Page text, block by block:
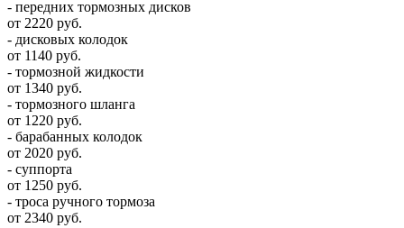
- передних тормозных дисков
от 2220 руб.
- дисковых колодок
от 1140 руб.
- тормозной жидкости
от 1340 руб.
- тормозного шланга
от 1220 руб.
- барабанных колодок
от 2020 руб.
- суппорта
от 1250 руб.
- троса ручного тормоза
от 2340 руб.